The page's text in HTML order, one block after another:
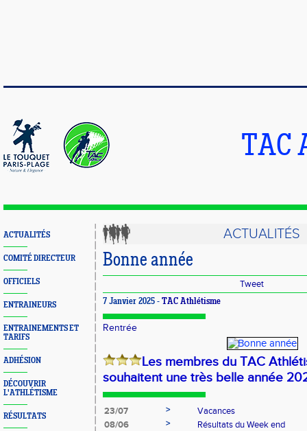
TAC
ACTUALITÉS
COMITÉ DIRECTEUR
OFFICIELS
ENTRAINEURS
ENTRAINEMENTS ET
TARIFS
ADHÉSION
DÉCOUVRIR
L'ATHLÉTISME
RÉSULTATS
ACTUALITÉS
Bonne année
Tweet
7 Janvier 2025 - TAC Athlétisme
Rentrée
Les membres du TAC
souhaitent une très belle année
23/07 >
Vacances
08/06
>
Résultats du Week end